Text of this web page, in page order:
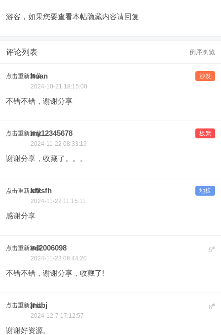
游客，如果您要查看本帖隐藏内容请回复
评论列表 倒序浏览
点击重新加载 沙发
huan
2024-10-21 18:15:00
不错不错，谢谢分享
点击重新加载 板凳
my12345678
2024-11-22 08:33:19
谢谢分享，收藏了。。。
点击重新加载 地板
kfxsfh
2024-11-22 11:15:11
感谢分享
点击重新加载 5#
ed2006098
2024-11-23 08:44:20
不错不错，谢谢分享，收藏了!
点击重新加载 6#
jncbj
2024-12-7 17:12:57
谢谢好资源。